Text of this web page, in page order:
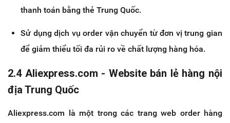
thanh toán bằng thẻ Trung Quốc.
Sử dụng dịch vụ order vận chuyển từ đơn vị trung gian
để giảm thiểu tối đa rủi ro về chất lượng hàng hóa.
2.4 Aliexpress.com - Website bán lẻ hàng nội
địa Trung Quốc
Aliexpress.com là một trong các trang web order hàng